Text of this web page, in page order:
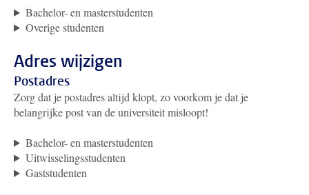
Bachelor- en masterstudenten
Overige studenten
Adres wijzigen
Postadres
Zorg dat je postadres altijd klopt, zo voorkom je dat je
belangrijke post van de universiteit misloopt!
Bachelor- en masterstudenten
Uitwisselingsstudenten
Gaststudenten